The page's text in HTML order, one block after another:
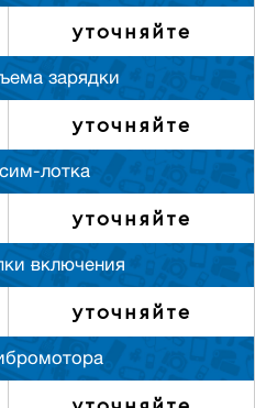
уточняйте
зарядки
уточняйте
лотка
уточняйте
включения
уточняйте